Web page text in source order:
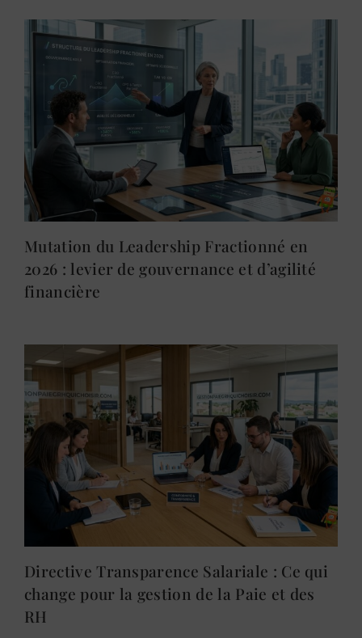
Mutation du Leadership Fractionné en
2026 : levier de gouvernance et d’agilité
financière
Directive Transparence Salariale : Ce qui
change pour la gestion de la Paie et des
RH